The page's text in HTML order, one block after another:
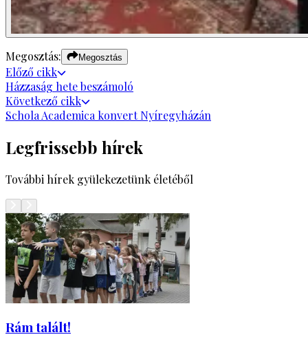
Megosztás: Megosztás
Előző cikk
Házzaság hete beszámoló
Következő cikk
Schola Academica konvert Nyíregyházán
Legfrissebb hírek
További hírek gyülekezetünk életéből
Rám talált!